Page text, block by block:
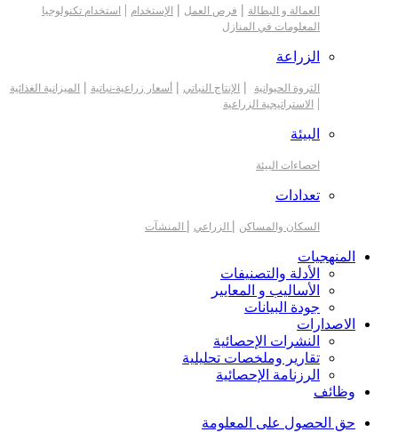
العمالة و البطالة | فرص العمل | الإستخدام | استخدام تكنولوجيا
المعلومات في المنازل
الزراعة
الثروة الحيوانية | الإنتاج النباتي | أسعار زراعية-نباتية | الميزانية الغذائية
| الاستراتيجية الزراعية
البيئة
احصاءات البيئة
تعدادات
السكان والمساكن | الزراعي | المنشآت
المنهجيات
الأدلة والتصنيفات
الأساليب و المعايير
جودة البيانات
الاصدارات
النشرات الإحصائية
تقارير وملخصات تحليلية
الرزنامة الإحصائية
وظائف
حق الحصول على المعلومة